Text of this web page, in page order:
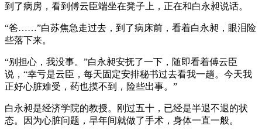
到了病房，看到傅云臣端坐在凳子上，正在和白永昶说话。
“爸……”白苏焦急走过去，到了病床前，看着白永昶，眼泪险
些落下来。
“别担心，我没事。”白永昶安抚了一下，随即看着傅云臣
说，“幸亏是云臣，每天固定安排秘书过去看我一趟。今天我
正好心脏难受，药也摸不到，险些出事。”
白永昶是经济学院的教授。刚过五十，已经是半退不退的状
态。因为心脏问题，早年间就做了手术，身体一直一般。